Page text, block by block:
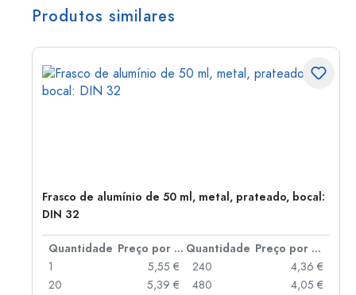
Produtos similares
Frasco de alumínio de 50 ml, metal, prateado, bocal:
DIN 32
Quantidade Preço por peça Quantidade
Preço por peça
1
5,55 €
20
5,39 €
240
4,36 €
480
4,05 €